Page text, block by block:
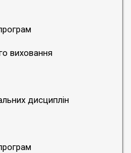
виховання
дисциплін